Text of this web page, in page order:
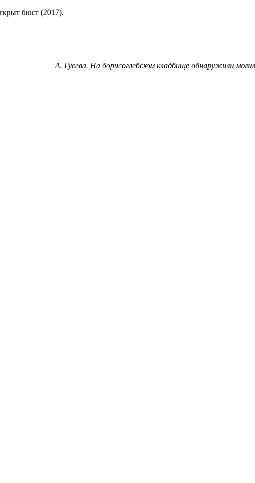
бюст (2017).
А. Гусева. На борисоглебском кладбище обнаружили